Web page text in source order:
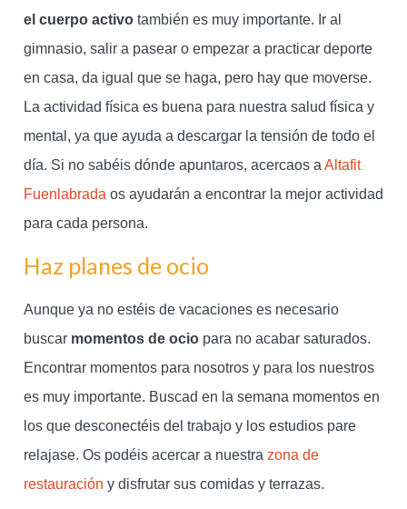
el cuerpo activotambién es muy importante. Ir al
gimnasio, salir a pasear o empezar a practicar deporte
en casa, da igual que se haga, pero hay que moverse.
La actividad física es buena para nuestra salud física y
mental, ya que ayuda a descargar la tensión de todo el
día. Si no sabéis dónde apuntaros, acercaos a Altafit
Fuenlabrada os ayudarán a encontrar la mejor actividad
para cada persona.
Haz planes de ocio
Aunque ya no estéis de vacaciones es necesario
buscar momentos de ociopara no acabar saturados.
Encontrar momentos para nosotros y para los nuestros
es muy importante. Buscad en la semana momentos en
los que desconectéis del trabajo y los estudios pare
relajase. Os podéis acercar a nuestra zona de
restauración y disfrutar sus comidas y terrazas.